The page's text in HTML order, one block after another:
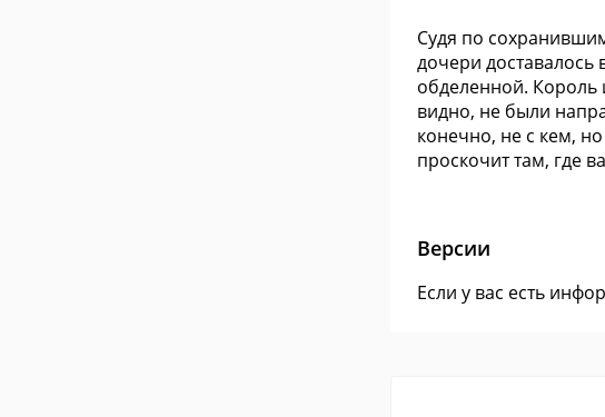
Судя по
дочери доставалось
обделенной. Король
видно, не были
конечно, не с кем,
проскочит там, где
Версии
Если у вас есть